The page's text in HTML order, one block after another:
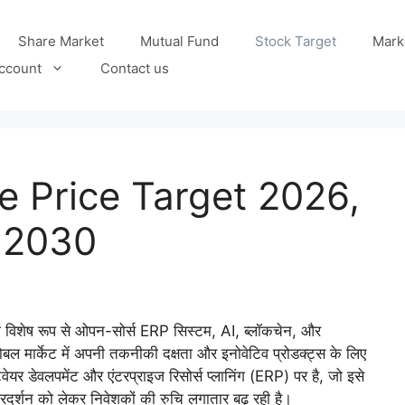
Share Market Mutual Fund Stock Target
Contact us
Price Target 2026,
रूप से ओपन-सोर्स ERP सिस्टम, AI, ब्लॉकचेन, और
मार्केट में अपनी तकनीकी दक्षता और इनोवेटिव प्रोडक्ट्स के लिए
डेवलपमेंट और एंटरप्राइज रिसोर्स प्लानिंग (ERP) पर है, जो इसे
को लेकर निवेशकों की रुचि लगातार बढ़ रही है।